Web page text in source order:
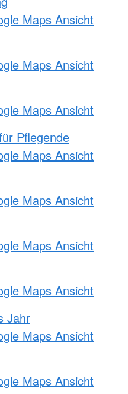
Maps Ansicht
Maps Ansicht
Maps Ansicht
Pflegende
Maps Ansicht
Maps Ansicht
Maps Ansicht
Maps Ansicht
Jahr
Maps Ansicht
Maps Ansicht